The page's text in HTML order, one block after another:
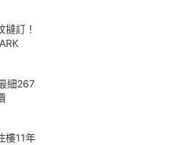
訂！
細267
樓11年